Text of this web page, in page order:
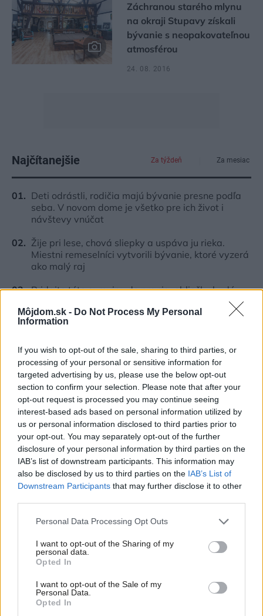
Môjdom.sk - Do Not Process My Personal
Information
If you wish to opt-out of the sale, sharing to third parties, or
processing of your personal or sensitive information for
targeted advertising by us, please use the below opt-out
section to confirm your selection. Please note that after your
opt-out request is processed you may continue seeing
interest-based ads based on personal information utilized by
us or personal information disclosed to third parties prior to
your opt-out. You may separately opt-out of the further
disclosure of your personal information by third parties on the
IAB’s list of downstream participants. This information may
also be disclosed by us to third parties on the IAB’s List of
Downstream Participants that may further disclose it to other
Please note that this website/app uses one or more Google
not limited to your visit or usage behaviour. You may click to
grant or deny consent to Google and its third-party tags to
use your data for below specified purposes in below Google
consent section.
Personal Data Processing Opt Outs
I want to opt-out of the Sharing of my
personal data.
Opted In
I want to opt-out of the Sale of my
Personal Data.
Opted In
Záchranou starého mlynu
na okraji Stupavy získali
bývanie s neopakovateľnou
atmosférou
24. 08. 2016
Najčítanejšie Za týždeň Za mesiac
Deti odrástli, rodičia majú bývanie presne podľa
seba. V novom dome je všetko pre ich život i
návštevy vnúčat
Žije pri lese, chová sliepky a uspáva ju rieka.
Miestni remeselníci vytvorili bývanie, ktoré vyzerá
ako malý raj
Pridajte túto surovinu do prania, obliečky budú
hladšie a pevnejšie. Starý trik z hotelov poznali už
naše babičky
vývrtky. Stačí pár vecí, ktoré už máte doma
(video)
K bytu ladili aj škáry v obklade. Majitelia zbúrali
stereotyp, bývanie vyzerá ako z filmov svojského
režiséra
Inšpirácie
detská izba,drevo,ružová